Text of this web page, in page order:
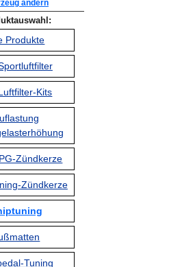
ändern
Produkte
Kits
Zündkerze
Zündkerze
Tuning